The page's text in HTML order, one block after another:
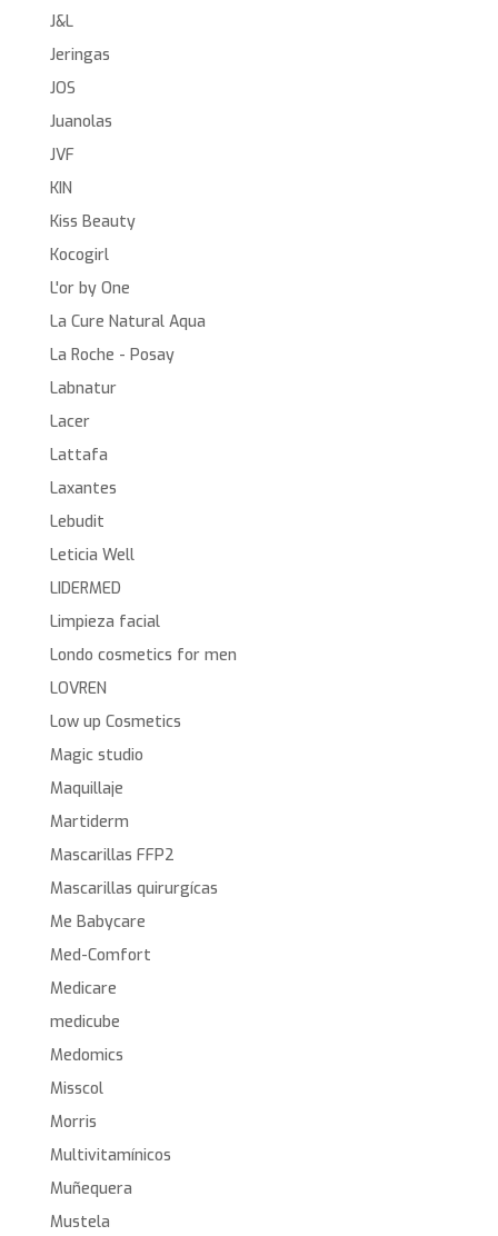
J&L
Jeringas
JOS
Juanolas
JVF
KIN
Kiss Beauty
Kocogirl
L'or by One
La Cure Natural Aqua
La Roche - Posay
Labnatur
Lacer
Lattafa
Laxantes
Lebudit
Leticia Well
LIDERMED
Limpieza facial
Londo cosmetics for men
LOVREN
Low up Cosmetics
Magic studio
Maquillaje
Martiderm
Mascarillas FFP2
Mascarillas quirurgícas
Me Babycare
Med-Comfort
Medicare
medicube
Medomics
Misscol
Morris
Multivitamínicos
Muñequera
Mustela